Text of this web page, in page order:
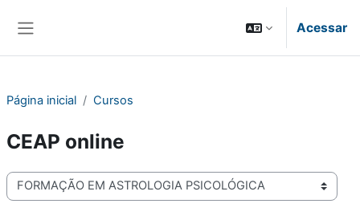
Acessar
Página inicial Cursos
CEAP online
Categorias de Cursos